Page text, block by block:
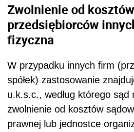
Zwolnienie od
przedsiębiorców
fizyczna
W przypadku innych firm
spółek) zastosowanie
u.k.s.c., według którego sąd
zwolnienie od kosztów
prawnej lub jednostce